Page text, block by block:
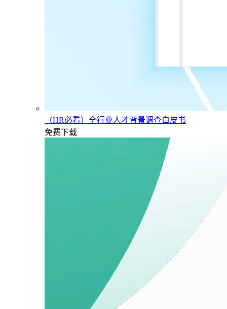
（HR必看）全行业人才背景调查白皮书
免费下载